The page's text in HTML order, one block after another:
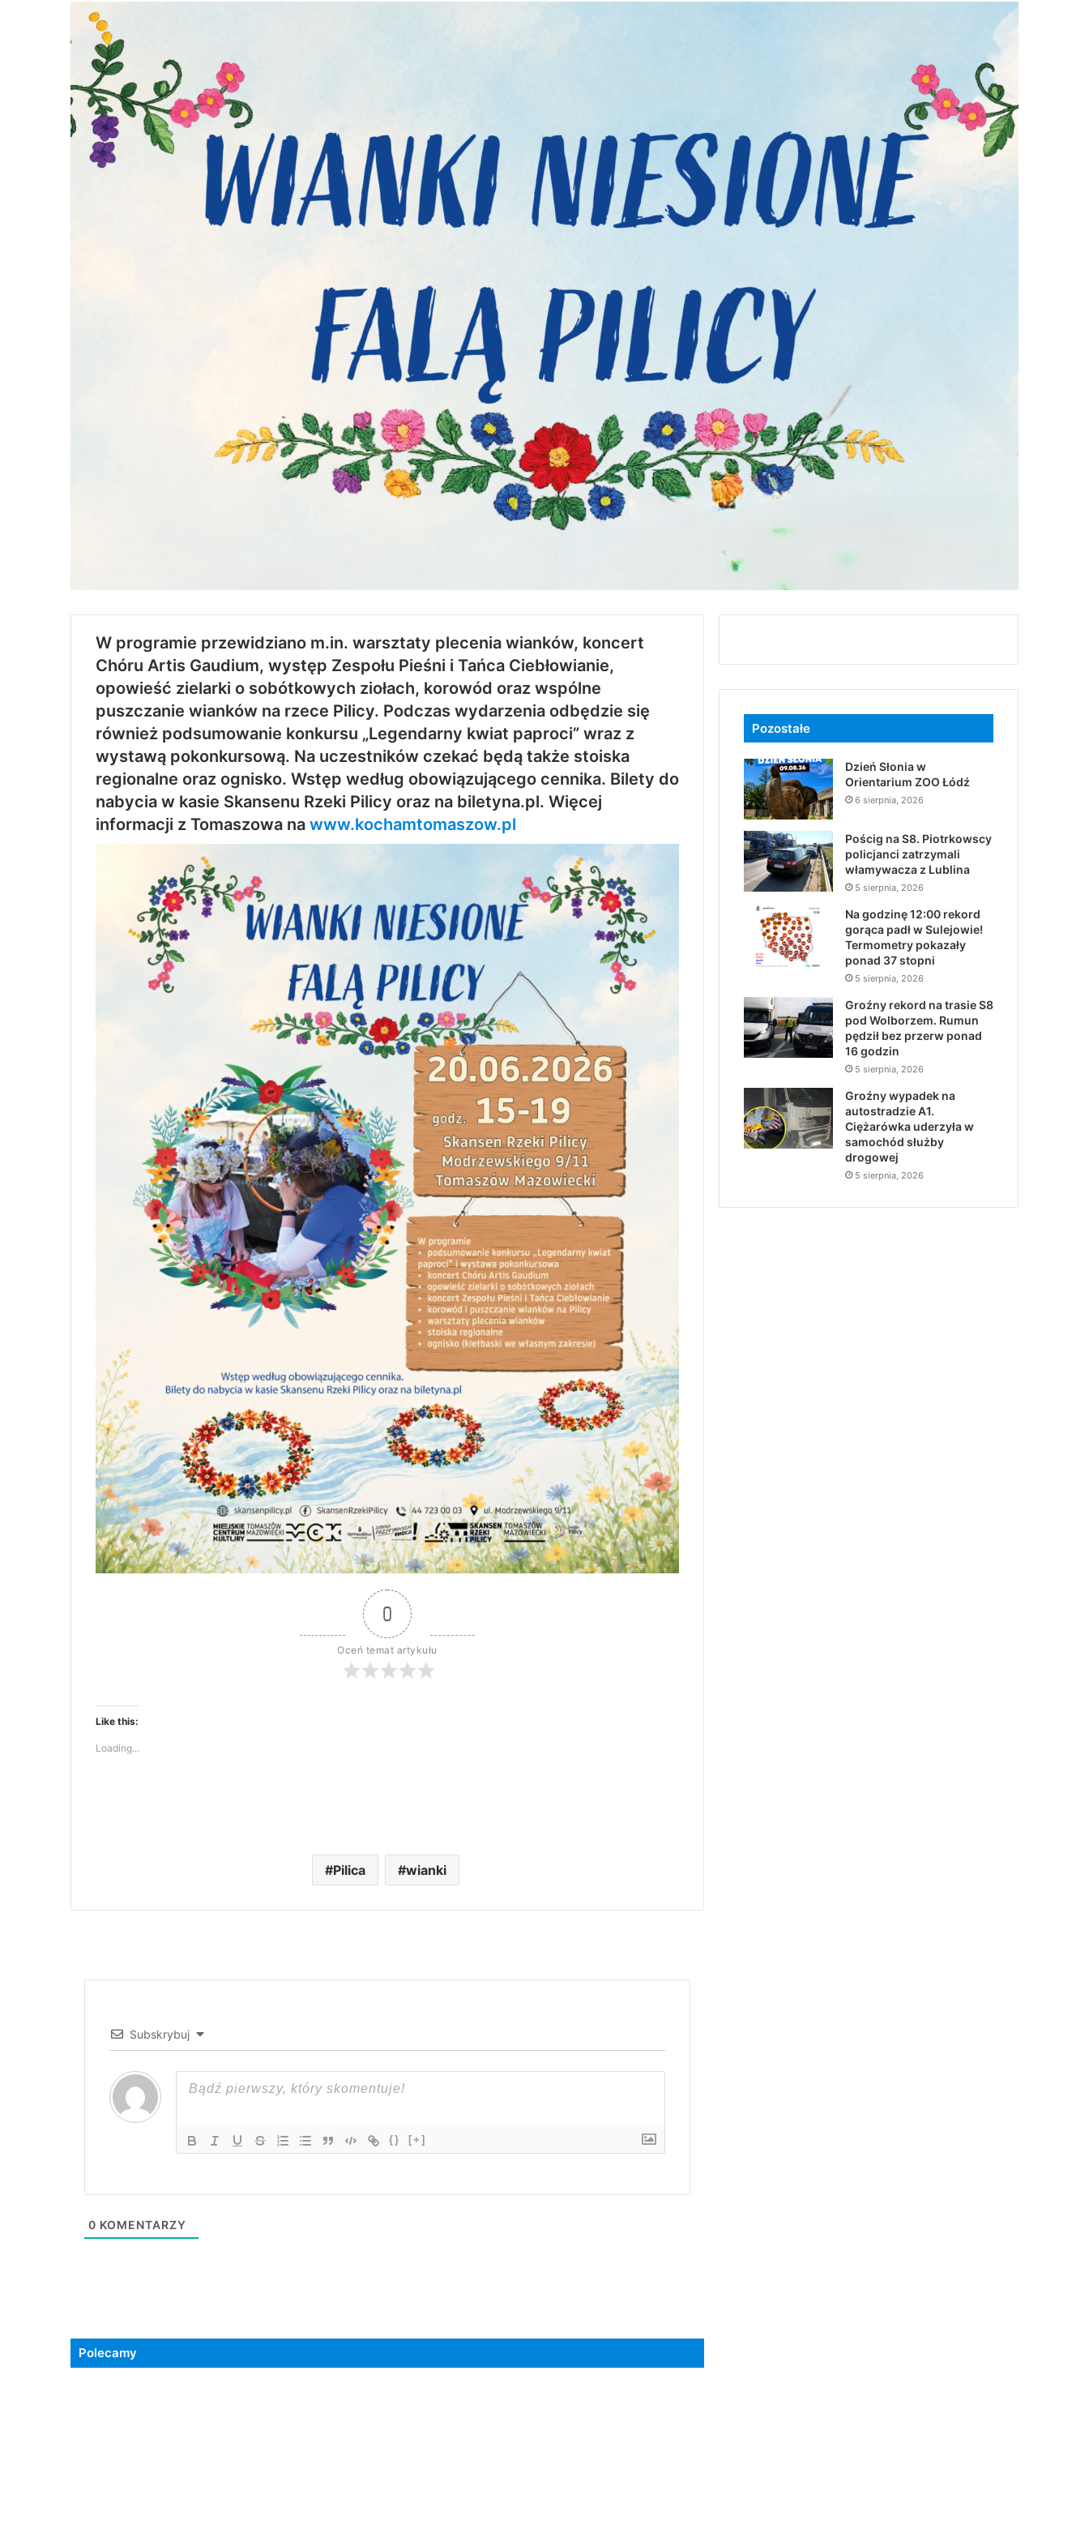
W programie przewidziano m.in. warsztaty plecenia wianków, koncert
Chóru Artis Gaudium, występ Zespołu Pieśni i Tańca Ciebłowianie,
opowieść zielarki o sobótkowych ziołach, korowód oraz wspólne
puszczanie wianków na rzece Pilicy. Podczas wydarzenia odbędzie się
również podsumowanie konkursu „Legendarny kwiat paproci” wraz z
wystawą pokonkursową. Na uczestników czekać będą także stoiska
regionalne oraz ognisko. Wstęp według obowiązującego cennika. Bilety do
nabycia w kasie Skansenu Rzeki Pilicy oraz na biletyna.pl. Więcej
informacji z Tomaszowa na www.kochamtomaszow.pl
0
Oceń temat artykułu
Like this:
Loading...
Pilica wianki
Subskrybuj
{} [+]
0 KOMENTARZY
Polecamy
Pozostałe
Dzień Słonia w
Orientarium ZOO Łódź
6 sierpnia, 2026
Pościg na S8. Piotrkowscy
policjanci zatrzymali
włamywacza z Lublina
5 sierpnia, 2026
Na godzinę 12:00 rekord
gorąca padł w Sulejowie!
Termometry pokazały
ponad 37 stopni
5 sierpnia, 2026
Groźny rekord na trasie S8
pod Wolborzem. Rumun
pędził bez przerw ponad
16 godzin
5 sierpnia, 2026
Groźny wypadek na
autostradzie A1.
Ciężarówka uderzyła w
samochód służby
drogowej
5 sierpnia, 2026